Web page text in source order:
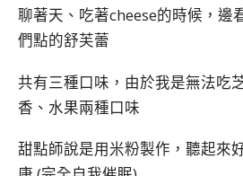
聊著天、吃著cheese的時候，邊
們點的舒芙蕾
共有三種口味，由於我是無法吃
香、水果兩種口味
甜點師說是用米粉製作，聽起來